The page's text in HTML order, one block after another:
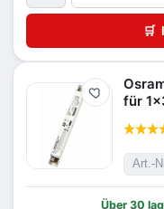
🛒
Merkenfür
Art.-
Über 30